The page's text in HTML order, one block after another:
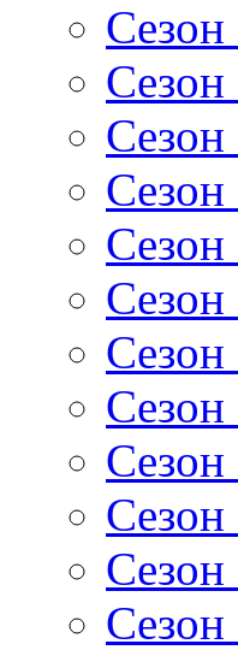
Сезон
Сезон
Сезон
Сезон
Сезон
Сезон
Сезон
Сезон
Сезон